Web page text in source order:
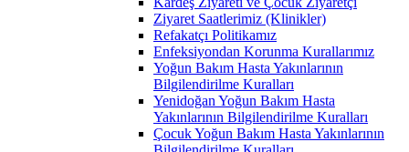
Ziyaret Saatlerimiz (Klinikler)
Refakatçı Politikamız
Enfeksiyondan Korunma Kurallarımız
Yoğun Bakım Hasta Yakınlarının
Bilgilendirilme Kuralları
Yenidoğan Yoğun Bakım Hasta
Yakınlarının Bilgilendirilme Kuralları
Çocuk Yoğun Bakım Hasta Yakınlarının